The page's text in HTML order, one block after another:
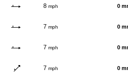
8 mph 0
7 mph 0
7 mph 0
7 mph 0